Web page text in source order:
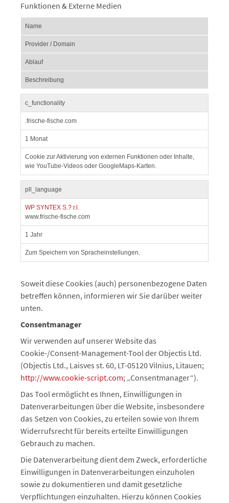
Funktionen & Externe Medien
Name
Provider / Domain
Ablauf
Beschreibung
c_functionality
.frische-fische.com
1 Monat
Cookie zur Aktivierung von externen Funktionen oder Inhalte,
wie YouTube-Videos oder GoogleMaps-Karten.
pll_language
WP SYNTEX S.? r.l.
www.frische-fische.com
1 Jahr
Zum Speichern von Spracheinstellungen.
Soweit diese Cookies (auch) personenbezogene Daten
betreffen können, informieren wir Sie darüber weiter
unten.
Consentmanager
Wir verwenden auf unserer Website das
Cookie-/Consent-Management-Tool der Objectis Ltd.
(Objectis Ltd., Laisves st. 60, LT-05120 Vilnius, Litauen;
http://www.cookie-script.com; „Consentmanager“).
Das Tool ermöglicht es Ihnen, Einwilligungen in
Datenverarbeitungen über die Website, insbesondere
das Setzen von Cookies, zu erteilen sowie von Ihrem
Widerrufsrecht für bereits erteilte Einwilligungen
Gebrauch zu machen.
Die Datenverarbeitung dient dem Zweck, erforderliche
Einwilligungen in Datenverarbeitungen einzuholen
sowie zu dokumentieren und damit gesetzliche
Verpflichtungen einzuhalten. Hierzu können Cookies